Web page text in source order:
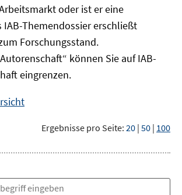
oder ist er eine
IAB-Themendossier erschließt
Forschungsstand.
können Sie auf IAB-
eingrenzen.
Ergebnisse pro Seite: 20 | 50 | 100